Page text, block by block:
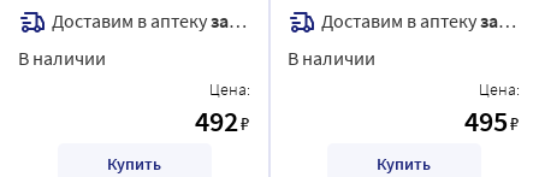
Доставим в аптекузавтра
В наличии
Цена:
492₽
Купить
Доставим в аптекузавтра
В наличии
Цена:
495₽
Купить